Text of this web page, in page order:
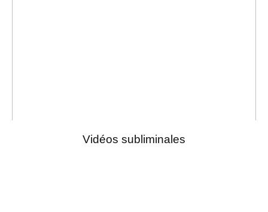
Vidéos subliminales